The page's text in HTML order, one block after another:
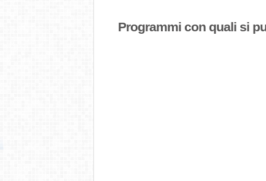
Programmi con quali si